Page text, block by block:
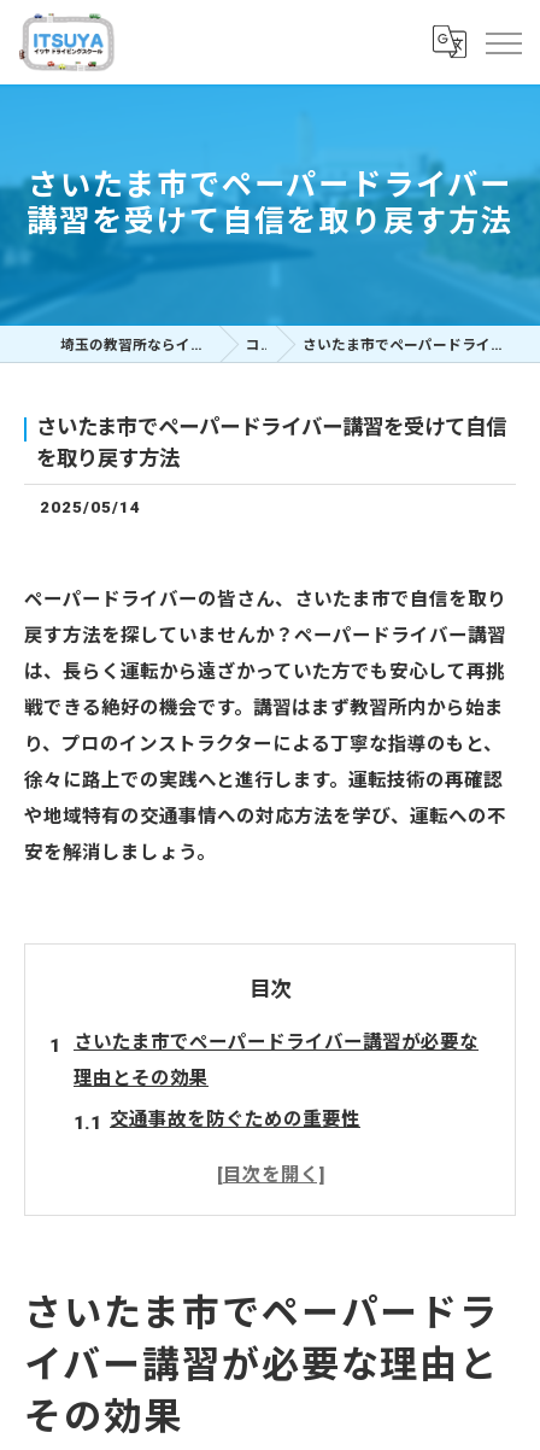
さいたま市でペーパードライバー
講習を受けて自信を取り戻す方法
埼玉の教習所ならイツヤドライビングスクール コラム さいたま市でペーパードライバー講習を受けて自信を取り戻す方法
さいたま市でペーパードライバー講習を受けて自信
を取り戻す方法
2025/05/14
ペーパードライバーの皆さん、さいたま市で自信を取り
戻す方法を探していませんか？ペーパードライバー講習
は、長らく運転から遠ざかっていた方でも安心して再挑
戦できる絶好の機会です。講習はまず教習所内から始ま
り、プロのインストラクターによる丁寧な指導のもと、
徐々に路上での実践へと進行します。運転技術の再確認
や地域特有の交通事情への対応方法を学び、運転への不
安を解消しましょう。
目次
さいたま市でペーパードライバー講習が必要な
理由とその効果
交通事故を防ぐための重要性
都市部特有の複雑な交通事情への対応
講習がもたらす運転技術の向上
ペーパードライバー講習の心理的効果
ペーパードライバー講習で失われた運転スキル
を取り戻す方法
さいたま市でペーパードラ
イバー講習が必要な理由と
その効果